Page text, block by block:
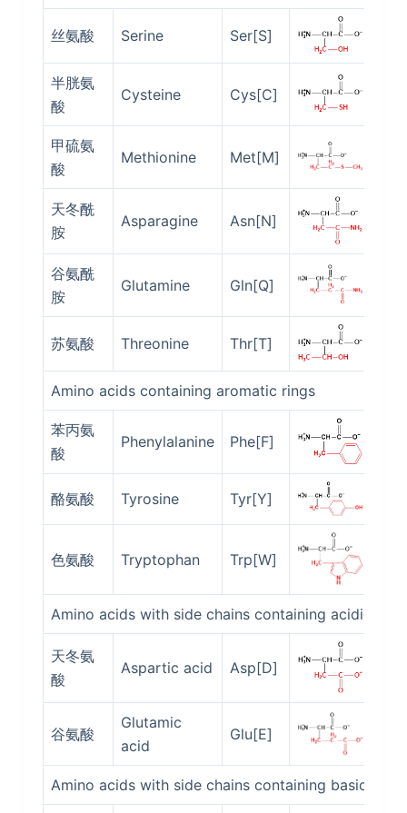
丝氨酸 Serine Ser[S]
半胱氨
酸
Cysteine Cys[C]
甲硫氨
酸
Methionine Met[M]
天冬酰
胺
Asparagine Asn[N]
谷氨酰
胺
Glutamine Gln[Q]
苏氨酸 Threonine Thr[T]
Amino acids containing aromatic rings
苯丙氨
酸
Phenylalanine Phe[F]
酪氨酸 Tyrosine Tyr[Y]
色氨酸 Tryptophan Trp[W]
Amino acids with side chains containing acidic
天冬氨
酸
Aspartic acid Asp[D]
谷氨酸
Glutamic
acid
Glu[E]
Amino acids with side chains containing basic